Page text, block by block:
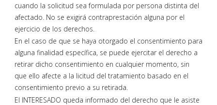
cuando la solicitud sea formulada por persona distinta del
afectado. No se exigirá contraprestación alguna por el
ejercicio de los derechos.
En el caso de que se haya otorgado el consentimiento para
alguna finalidad específica, se puede ejercitar el derecho a
retirar dicho consentimiento en cualquier momento, sin
que ello afecte a la licitud del tratamiento basado en el
consentimiento previo a su retirada.
El INTERESADO queda informado del derecho que le asiste